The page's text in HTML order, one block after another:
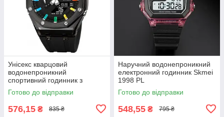
Унісекс кварцовий
водонепроникний
спортивний годинник з
комбінованою індикацією
Skmei 2100 Black-Black
Готово до відправки
576,15 ₴ 835 ₴
Наручний водонепроникний
електронний годинник Skmei
1998 PL
Готово до відправки
548,55 ₴ 795 ₴